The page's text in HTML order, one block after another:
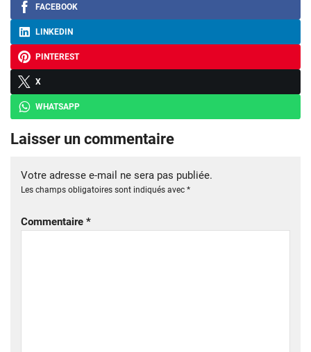
FACEBOOK
LINKEDIN
PINTEREST
X
WHATSAPP
Laisser un commentaire
Votre adresse e-mail ne sera pas publiée.
Les champs obligatoires sont indiqués avec *
Commentaire *